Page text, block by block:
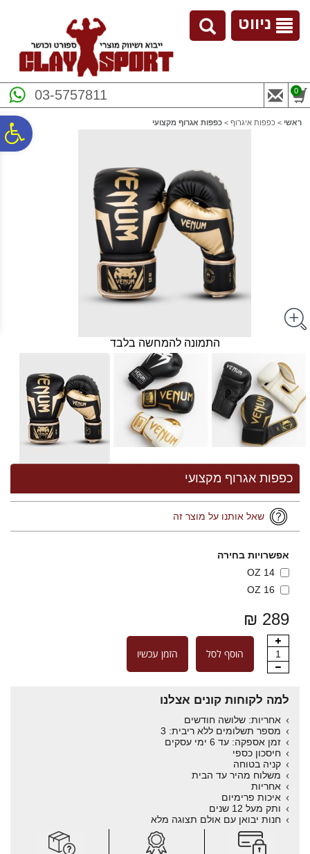
נגישות
ניווט
03-5757811 0
ראשי > כפפות איגרוף > כפפות אגרוף מקצועי
התמונה להמחשה בלבד
כפפות אגרוף מקצועי
שאל אותנו על מוצר זה
אפשרויות בחירה
14 OZ
16 OZ
289 ₪
1 הוסף לסל הזמן עכשיו
למה לקוחות קונים אצלנו
אחריות: שלושה חודשים
מספר תשלומים ללא ריבית: 3
זמן אספקה: עד 6 ימי עסקים
חיסכון כספי
קניה בטוחה
משלוח מהיר עד הבית
אחריות
איכות פרימיום
ותק מעל 12 שנים
חנות יבואן עם אולם תצוגה מלא